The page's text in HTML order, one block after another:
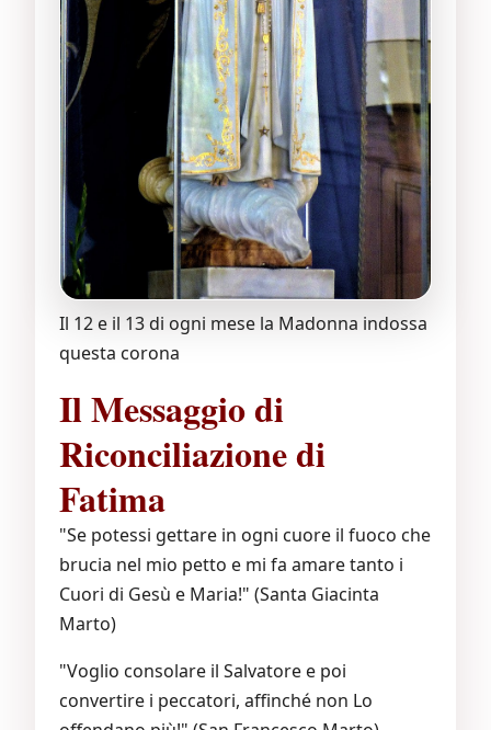
Il 12 e il 13 di ogni mese la Madonna indossa
questa corona
Il Messaggio di
Riconciliazione di
Fatima
"Se potessi gettare in ogni cuore il fuoco che
brucia nel mio petto e mi fa amare tanto i
Cuori di Gesù e Maria!" (Santa Giacinta
Marto)
"Voglio consolare il Salvatore e poi
convertire i peccatori, affinché non Lo